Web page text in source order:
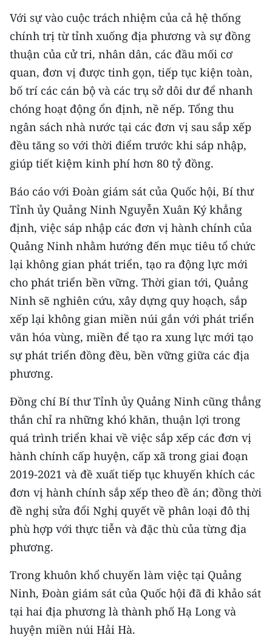
CHUYÊN ĐỀ
CÁC CHUYÊN TRANG
VỀ BÁO NHÂN DÂN
THỜI NAY
NHÂN DÂN CUỐI TUẦN
MUA BÁO
ĐỌC BÁO IN
ENGLISH
中文
FRANÇAIS
РУССКИЙ
ESPAÑOL
한국어
Với sự vào cuộc trách nhiệm của cả hệ thống
chính trị từ tỉnh xuống địa phương và sự đồng
thuận của cử tri, nhân dân, các đầu mối cơ
quan, đơn vị được tinh gọn, tiếp tục kiện toàn,
bố trí các cán bộ và các trụ sở dôi dư để nhanh
chóng hoạt động ổn định, nề nếp. Tổng thu
ngân sách nhà nước tại các đơn vị sau sắp xếp
đều tăng so với thời điểm trước khi sáp nhập,
giúp tiết kiệm kinh phí hơn 80 tỷ đồng.
Báo cáo với Đoàn giám sát của Quốc hội, Bí thư
Tỉnh ủy Quảng Ninh Nguyễn Xuân Ký khẳng
định, việc sáp nhập các đơn vị hành chính của
Quảng Ninh nhằm hướng đến mục tiêu tổ chức
lại không gian phát triển, tạo ra động lực mới
cho phát triển bền vững. Thời gian tới, Quảng
Ninh sẽ nghiên cứu, xây dựng quy hoạch, sắp
xếp lại không gian miền núi gắn với phát triển
văn hóa vùng, miền để tạo ra xung lực mới tạo
sự phát triển đồng đều, bền vững giữa các địa
phương.
Đồng chí Bí thư Tỉnh ủy Quảng Ninh cũng thẳng
thắn chỉ ra những khó khăn, thuận lợi trong
quá trình triển khai về việc sắp xếp các đơn vị
hành chính cấp huyện, cấp xã trong giai đoạn
2019-2021 và đề xuất tiếp tục khuyến khích các
đơn vị hành chính sắp xếp theo đề án; đồng thời
đề nghị sửa đổi Nghị quyết về phân loại đô thị
phù hợp với thực tiễn và đặc thù của từng địa
phương.
Trong khuôn khổ chuyến làm việc tại Quảng
Ninh, Đoàn giám sát của Quốc hội đã đi khảo sát
tại hai địa phương là thành phố Hạ Long và
huyện miền núi Hải Hà.